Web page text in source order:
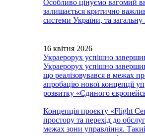
Особливо цінуємо вагомий
залишається критично
системи України, та загальну
16 квітня 2026
Украерорух успішно
Украерорух успішно
що реалізовувався в межах
апробацію нової концепції
розвитку «Єдиного
Концепція проєкту «Flight
простору та перехід до
межах зони управління.